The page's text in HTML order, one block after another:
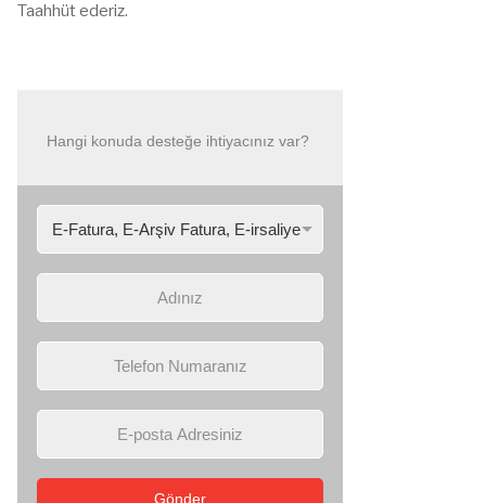
Taahhüt ederiz.
Hangi konuda desteğe ihtiyacınız var?
Gönder